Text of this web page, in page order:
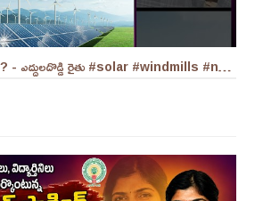
పొలం ఇవ్వడానికి సిద్ధం..? - ఎద్దులదొడ్డి రైతు #solar #windmills #naralokesh #solarenergy